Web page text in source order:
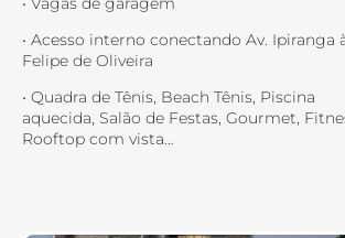
• Acesso interno conectando Av. Ipiranga
Felipe de Oliveira
• Quadra de Tênis, Beach Tênis, Piscina
aquecida, Salão de Festas, Gourmet,
Rooftop com vista…